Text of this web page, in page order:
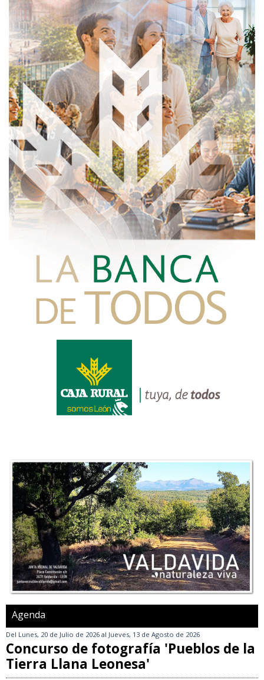
Agenda
Del Lunes, 20 de Julio de 2026 al Jueves, 13 de Agosto de 2026
Concurso de fotografía 'Pueblos de la
Tierra Llana Leonesa'